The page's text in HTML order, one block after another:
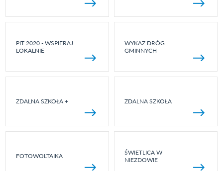
PIT 2020 - WSPIERAJ
LOKALNIE
WYKAZ DRÓG
GMINNYCH
ZDALNA SZKOŁA + ZDALNA SZKOŁA
FOTOWOLTAIKA
ŚWIETLICA W
NIEZDOWIE